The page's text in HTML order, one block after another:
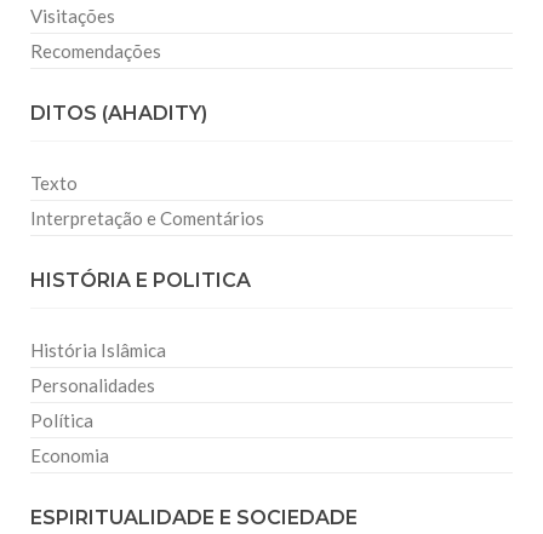
Visitações
Recomendações
DITOS (AHADITY)
Texto
Interpretação e Comentários
HISTÓRIA E POLITICA
História Islâmica
Personalidades
Política
Economia
ESPIRITUALIDADE E SOCIEDADE